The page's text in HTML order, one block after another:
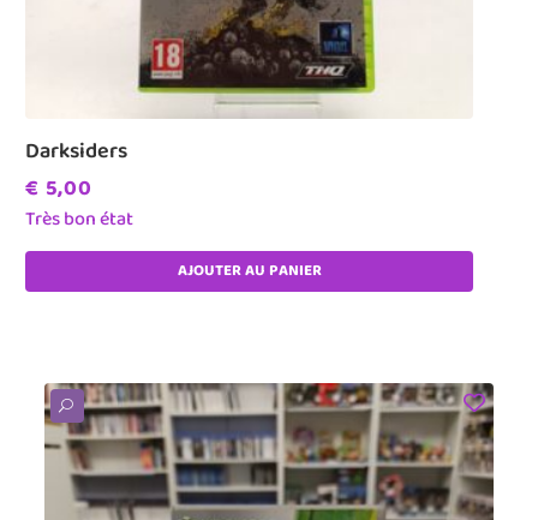
Darksiders
€ 5,00
Très bon état
AJOUTER AU PANIER
U